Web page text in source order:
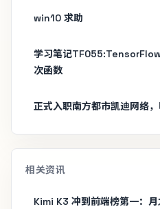
win10 求助
学习笔记
次函数
正式入职南方都市凯迪网络
相关资讯
Kimi K3 冲到前端榜第一：